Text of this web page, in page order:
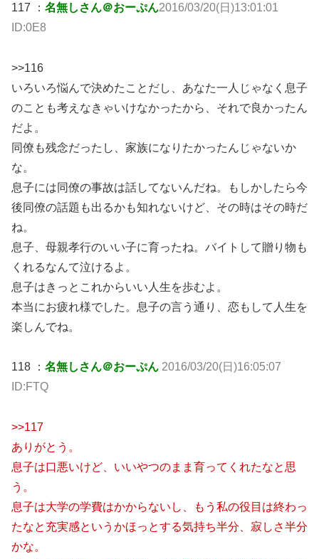
117 ： 名無しさん＠おーぷん2016/03/20(日)13:01:01
ID:0E8
>>116
いろいろ悩んで決めたことだし、あなた一人じゃなく息子
のことも考えなきゃいけなかったから、それで良かったん
だよ。
同僚も残念だったし、家族になりたかったんじゃないか
な。
息子には同僚の事故は話してないんだね。もしかしたら今
後同僚の話題も出るかも知れないけど、その時はその時だ
ね。
息子、母親孝行のいい子に育ったね。バイトして贈り物も
くれるなんて泣けるよ。
息子はきっとこれからいい人生を歩むよ。
本当にお疲れ様でした。息子の言う通り、恋もして人生を
楽しんでね。
118 ： 名無しさん＠おーぷん 2016/03/20(日)16:05:07
ID:FTQ
>>117
ありがとう。
息子は口悪いけど、いいやつのまま育ってくれたなと思
う。
息子は大学の学費はかからないし、もう私の役目は終わっ
たなと充実感というかほっとする気持ち半分、寂しさ半分
かな。